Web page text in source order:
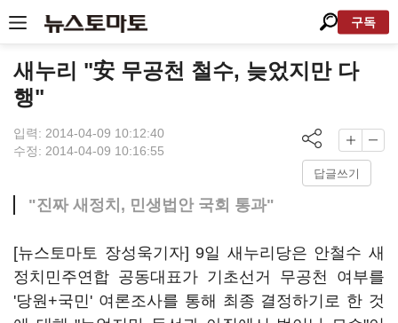
구독
새누리 "安 무공천 철수, 늦었지만 다
행"
입력: 2014-04-09 10:12:40
수정: 2014-04-09 10:16:55
답글쓰기
"진짜 새정치, 민생법안 국회 통과"
[뉴스토마토 장성욱기자] 9일 새누리당은 안철수 새
정치민주연합 공동대표가 기초선거 무공천 여부를
'당원+국민' 여론조사를 통해 최종 결정하기로 한 것